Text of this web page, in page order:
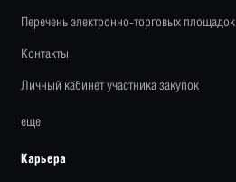
Перечень электронно-торговых площадок
Контакты
Личный кабинет участника закупок
еще
Карьера